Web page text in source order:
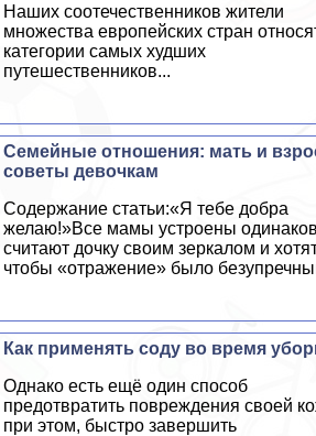
Наших соотечественников жители
множества европейских стран
категории самых худших
путешественников...
Семейные отношения: мать и
советы дeвoчкам
Содержание статьи:«Я тебе добра
желаю!»Все мамы устроены
считают дочку своим зеркалом и
чтобы «отражение» было
Как применять соду во время
Однако есть ещё один способ
предотвратить повреждения своей
при этом, быстро завершить